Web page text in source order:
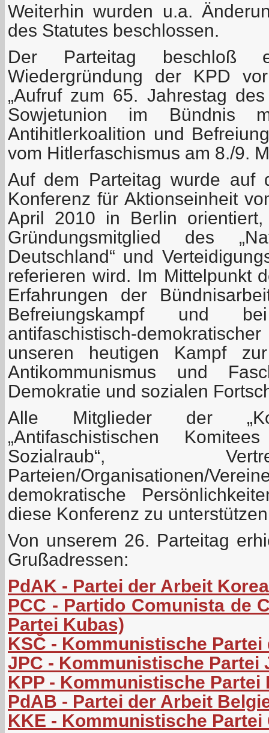
Weiterhin wurden u.a.
des Statutes beschlossen.
Der Parteitag beschloß
Wiedergründung der KPD
„Aufruf zum 65. Jahrestag
Sowjetunion im Bündnis
Antihitlerkoalition und
vom Hitlerfaschismus am 8./9.
Auf dem Parteitag wurde auf
Konferenz für Aktionseinheit
April 2010 in Berlin
Gründungsmitglied des
Deutschland“ und
referieren wird. Im Mittelpunkt
Erfahrungen der
Befreiungskampf und
antifaschistisch-
unseren heutigen Kampf
Antikommunismus und
Demokratie und sozialen
Alle Mitglieder der
„Antifaschistischen
Sozialraub“,
Parteien/Organisationen/
demokratische
diese Konferenz zu
Von unserem 26. Parteitag
Grußadressen:
PdAK - Partei der Arbeit
PCC - Partido Comunista de
Partei Kubas)
KSČ - Kommunistische
JPC - Kommunistische Partei
KPP - Kommunistische Partei
PdAB - Partei der Arbeit
KKE - Kommunistische Partei